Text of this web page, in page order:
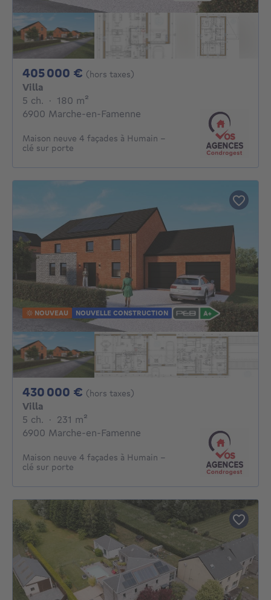
405 000 € 405000€
(hors taxes)
Villa
5 ch. 5 chambres
· 180 m²
6900 Marche-en-Famenne
Maison neuve 4 façades à Humain –
clé sur porte
NOUVEAU NOUVELLE CONSTRUCTION
430 000 € 430000€
(hors taxes)
Villa
5 ch. 5 chambres
· 231 m²
6900 Marche-en-Famenne
Maison neuve 4 façades à Humain –
clé sur porte